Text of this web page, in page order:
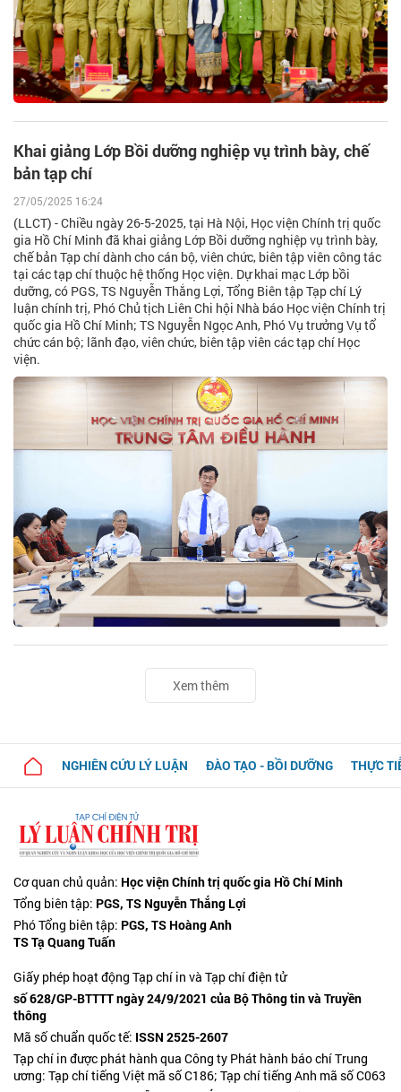
Khai giảng Lớp Bồi dưỡng nghiệp vụ trình bày, chế
bản tạp chí
27/05/2025 16:24
(LLCT) - Chiều ngày 26-5-2025, tại Hà Nội, Học viện Chính trị quốc
gia Hồ Chí Minh đã khai giảng Lớp Bồi dưỡng nghiệp vụ trình bày,
chế bản Tạp chí dành cho cán bộ, viên chức, biên tập viên công tác
tại các tạp chí thuộc hệ thống Học viện. Dự khai mạc Lớp bồi
dưỡng, có PGS, TS Nguyễn Thắng Lợi, Tổng Biên tập Tạp chí Lý
luận chính trị, Phó Chủ tịch Liên Chi hội Nhà báo Học viện Chính trị
quốc gia Hồ Chí Minh; TS Nguyễn Ngọc Anh, Phó Vụ trưởng Vụ tổ
chức cán bộ; lãnh đạo, viên chức, biên tập viên các tạp chí Học
viện.
Xem thêm
NGHIÊN CỨU LÝ LUẬN ĐÀO TẠO - BỒI DƯỠNG THỰC
Cơ quan chủ quản: Học viện Chính trị quốc gia Hồ Chí Minh
Tổng biên tập: PGS, TS Nguyễn Thắng Lợi
Phó Tổng biên tập: PGS, TS Hoàng Anh
TS Tạ Quang Tuấn
Giấy phép hoạt động Tạp chí in và Tạp chí điện tử
số 628/GP-BTTTT ngày 24/9/2021 của Bộ Thông tin và Truyền
thông
Mã số chuẩn quốc tế: ISSN 2525-2607
Tạp chí in được phát hành qua Công ty Phát hành báo chí Trung
ương: Tạp chí tiếng Việt mã số C186; Tạp chí tiếng Anh mã số C063